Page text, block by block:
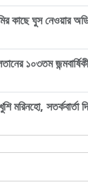
কাছে ঘুস
১০৩তম
মরিনহো, সতর্কবার্তা